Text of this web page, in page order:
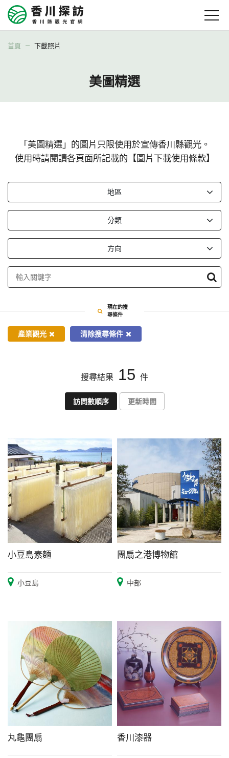
首頁 下載照片
美圖精選
「美圖精選」的圖片只限使用於宣傳香川縣觀光。
使用時請閱讀各頁面所記載的【圖片下載使用條款】
地區
分類
方向
依
定
件
尋
現在的搜
尋條件
產業觀光 清除搜尋條件
搜尋結果 15 件
訪問數順序 更新時間
小豆島素麵
小豆島
團扇之港博物館
中部
丸龜團扇 香川漆器